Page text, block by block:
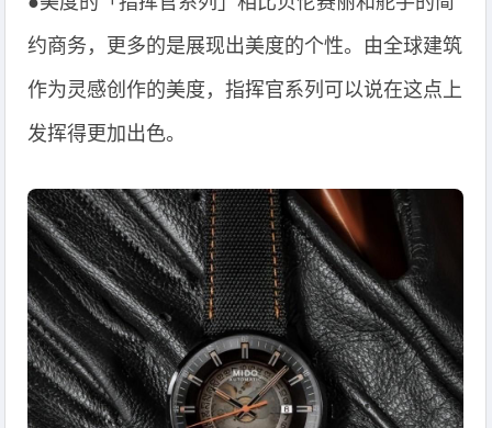
约商务，更多的是展现出美度的个性。由全球建筑
作为灵感创作的美度，指挥官系列可以说在这点上
发挥得更加出色。